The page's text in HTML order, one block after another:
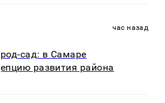
час назад
сад: в Самаре
развития района